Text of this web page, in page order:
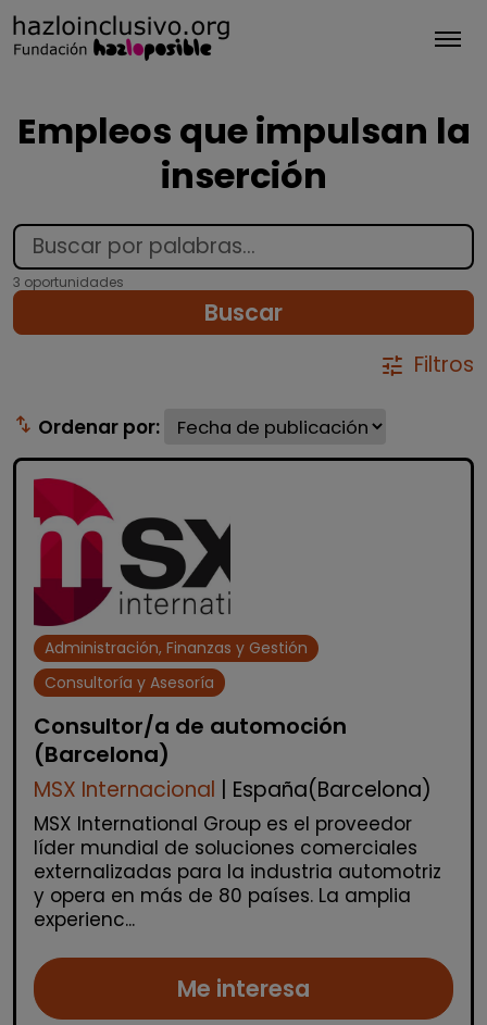
Empleos que impulsan la
inserción
3 oportunidades
Buscar
tune Filtros
swap_vert Ordenar por:
Administración, Finanzas y Gestión
Consultoría y Asesoría
Consultor/a de automoción
(Barcelona)
MSX Internacional | España(Barcelona)
MSX International Group es el proveedor
líder mundial de soluciones comerciales
externalizadas para la industria automotriz
y opera en más de 80 países. La amplia
experienc...
Me interesa